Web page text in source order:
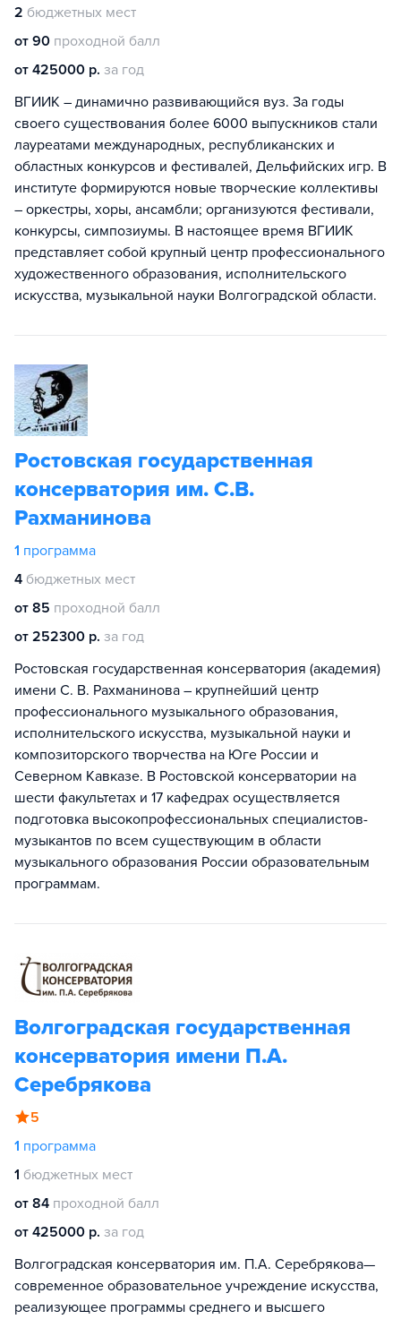
2 бюджетных мест
от 90 проходной балл
от 425000 р. за год
ВГИИК – динамично развивающийся вуз. За годы
своего существования более 6000 выпускников стали
лауреатами международных, республиканских и
областных конкурсов и фестивалей, Дельфийских игр. В
институте формируются новые творческие коллективы
– оркестры, хоры, ансамбли; организуются фестивали,
конкурсы, симпозиумы. В настоящее время ВГИИК
представляет собой крупный центр профессионального
художественного образования, исполнительского
искусства, музыкальной науки Волгоградской области.
Ростовская государственная
консерватория им. С.В.
Рахманинова
1 программа
4 бюджетных мест
от 85 проходной балл
от 252300 р. за год
Ростовская государственная консерватория (академия)
имени С. В. Рахманинова – крупнейший центр
профессионального музыкального образования,
исполнительского искусства, музыкальной науки и
композиторского творчества на Юге России и
Северном Кавказе. В Ростовской консерватории на
шести факультетах и 17 кафедрах осуществляется
подготовка высокопрофессиональных специалистов-
музыкантов по всем существующим в области
музыкального образования России образовательным
программам.
Волгоградская государственная
консерватория имени П.А.
Серебрякова
5
1 программа
1 бюджетных мест
от 84 проходной балл
от 425000 р. за год
Волгоградская консерватория им. П.А. Серебрякова—
современное образовательное учреждение искусства,
реализующее программы среднего и высшего